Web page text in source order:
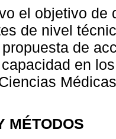
el objetivo
de nivel
de
en
MÉTODOS